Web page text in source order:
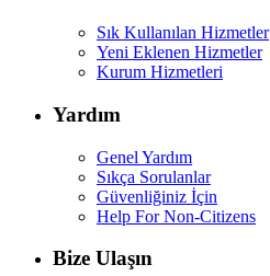
Sık Kullanılan Hizmetler
Yeni Eklenen Hizmetler
Kurum Hizmetleri
Yardım
Genel Yardım
Sıkça Sorulanlar
Güvenliğiniz İçin
Help For Non-Citizens
Bize Ulaşın